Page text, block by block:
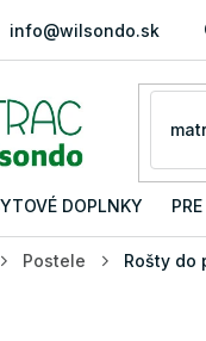
info@wilsondo.sk
DOPLNKY
Postele Rošty do